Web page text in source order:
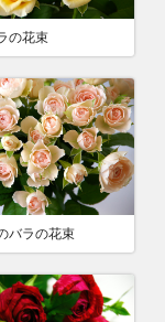
の花束
バラの花束